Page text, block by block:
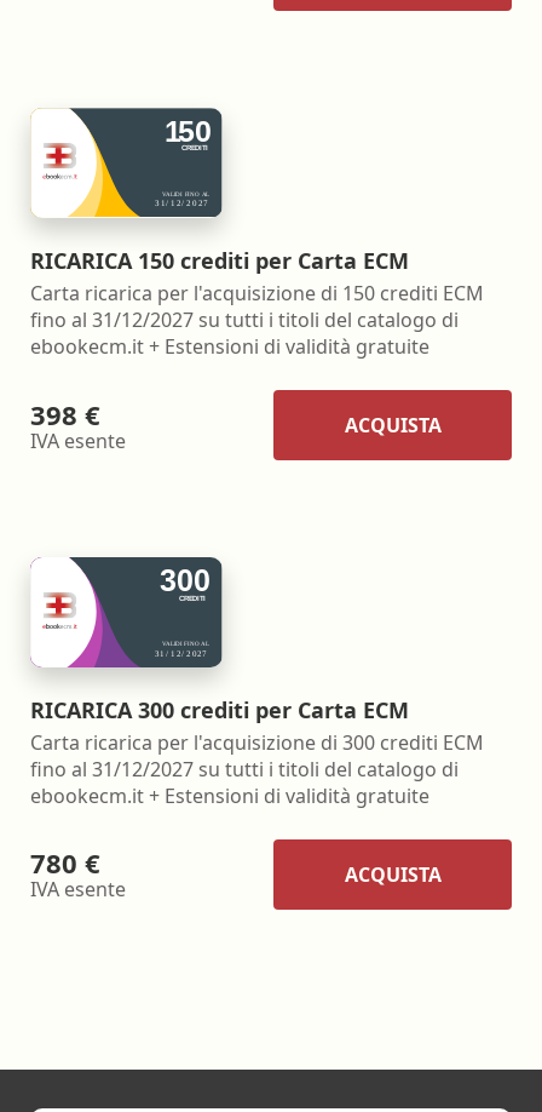
RICARICA 150 crediti per Carta ECM
Carta ricarica per l'acquisizione di 150 crediti ECM
fino al 31/12/2027 su tutti i titoli del catalogo di
ebookecm.it + Estensioni di validità gratuite
398 €
IVA esente
ACQUISTA
RICARICA 300 crediti per Carta ECM
Carta ricarica per l'acquisizione di 300 crediti ECM
fino al 31/12/2027 su tutti i titoli del catalogo di
ebookecm.it + Estensioni di validità gratuite
780 €
IVA esente
ACQUISTA